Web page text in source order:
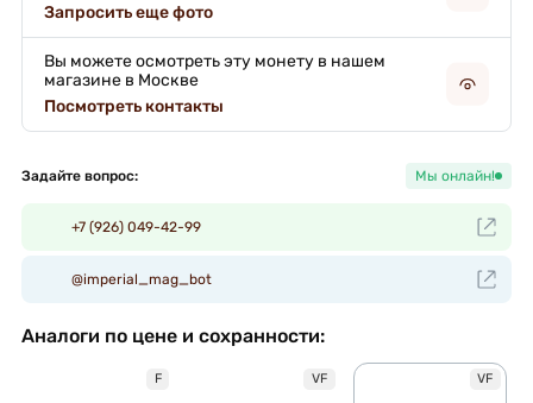
Запросить еще фото
Вы можете осмотреть эту монету в нашем
магазине в Москве
Посмотреть контакты
Задайте вопрос: Мы онлайн!
+7 (926) 049-42-99
@imperial_mag_bot
Аналоги по цене и сохранности:
F VF VF